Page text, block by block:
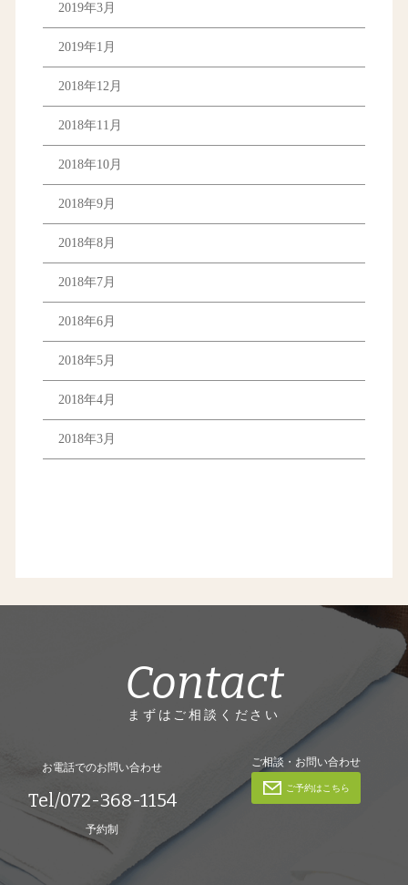
2019年3月
2019年1月
2018年12月
2018年11月
2018年10月
2018年9月
2018年8月
2018年7月
2018年6月
2018年5月
2018年4月
2018年3月
Contact
まずはご相談ください
お電話でのお問い合わせ
Tel/072-368-1154
予約制
ご相談・お問い合わせ
ご予約はこちら